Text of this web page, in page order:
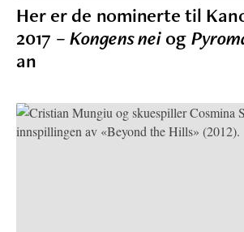
Her er de nominerte til
2017 –Kongens neiog
an